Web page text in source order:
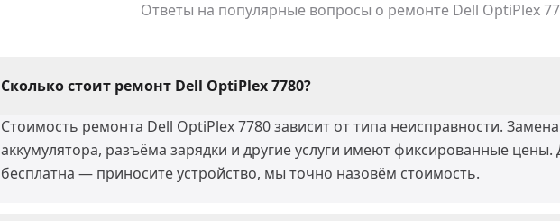
Ответы на популярные вопросы о ремонте Dell OptiPlex
Сколько стоит ремонт Dell OptiPlex 7780?
Стоимость ремонта Dell OptiPlex 7780 зависит от типа неисправности.
аккумулятора, разъёма зарядки и другие услуги имеют фиксированные цены.
бесплатна — приносите устройство, мы точно назовём стоимость.